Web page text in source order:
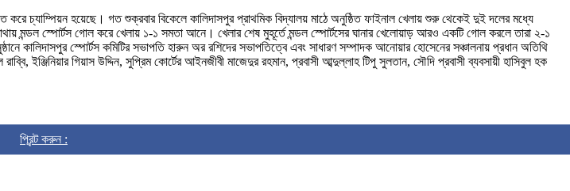
করে চ্যাম্পিয়ন হয়েছে। গত শুক্রবার বিকেলে কালিদাসপুর প্রাথমিক বিদ্যালয় মাঠে অনুষ্ঠিত ফাইনাল খেলায় শুরু থেকেই দুই দলের মধ্যে
মন্ডল স্পোর্টস গোল করে খেলায় ১-১ সমতা আনে। খেলার শেষ মুহূর্তে মন্ডল স্পোর্টসের ঘানার খেলোয়াড় আরও একটি গোল করলে তারা ২-১
কালিদাসপুর স্পোর্টস কমিটির সভাপতি হারুন অর রশিদের সভাপতিত্বে এবং সাধারণ সম্পাদক আনোয়ার হোসেনের সঞ্চালনায় প্রধান অতিথি
গিয়াস উদ্দিন, সুপ্রিম কোর্টের আইনজীবী মাজেদুর রহমান, প্রবাসী আব্দুল্লাহ টিপু সুলতান, সৌদি প্রবাসী ব্যবসায়ী হাসিবুল হক
প্রিন্ট করুন :